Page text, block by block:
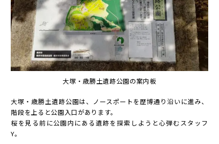
大塚・歳勝土遺跡公園の案内板
大塚・歳勝土遺跡公園は、ノースポートを歴博通り沿いに進み、
階段を上ると公園入口があります。
桜を見る前に公園内にある遺跡を探索しようと心弾むスタッフ
Y。